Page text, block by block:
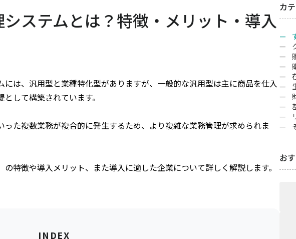
ステムとは？特徴・メリット・導入
は、汎用型と業種特化型がありますが、一般的な汎用型は主に商品を仕入
して構築されています。
った複数業務が複合的に発生するため、より複雑な業務管理が求められま
特徴や導入メリット、また導入に適した企業について詳しく解説します。
INDEX
カ
お